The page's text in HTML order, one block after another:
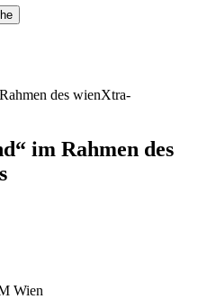
des wienXtra-
im Rahmen des
Wien